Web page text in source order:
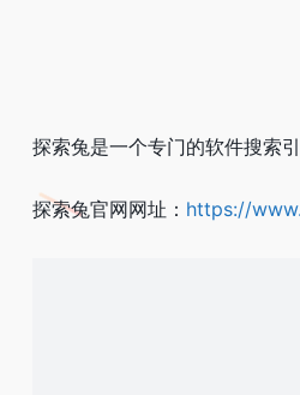
探索兔是一个专门的软件搜索
探索兔官网网址： https://